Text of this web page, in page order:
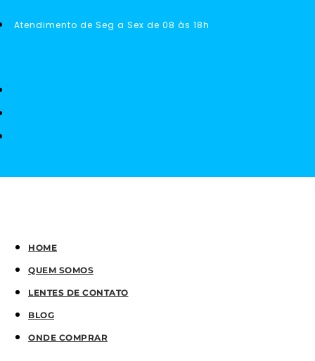
Atendimento de Seg a Sex de 08 às 18h
HOME
QUEM SOMOS
LENTES DE CONTATO
BLOG
ONDE COMPRAR